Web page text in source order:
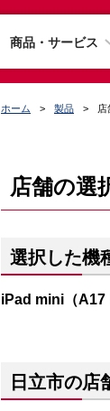
商品・サービス
ホーム 製品 店
店舗の選
選択した機
iPad mini（A17
日立市の店